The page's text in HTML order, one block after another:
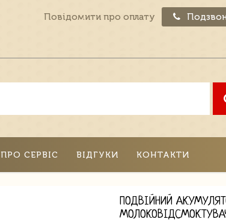
Повідомити про оплату
ПРО СЕРВІС ВІДГУКИ КОНТАКТИ
ПОДВІЙНИЙ